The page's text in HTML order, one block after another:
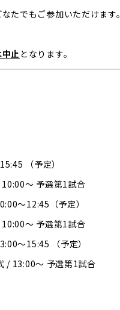
たでもご参加いただけます。
止となります。
（予定）
〜 予選第1試合
〜12:45（予定）
〜 予選第1試合
〜15:45 （予定）
/ 13:00〜 予選第1試合